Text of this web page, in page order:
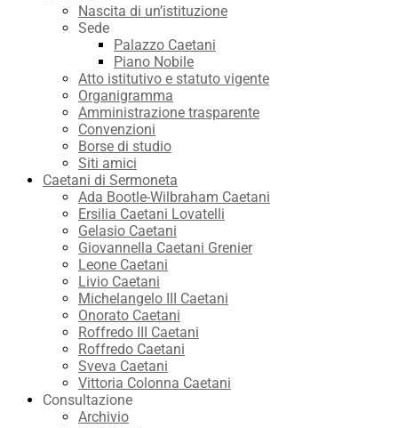
Nascita di un’istituzione
Sede
Palazzo Caetani
Piano Nobile
Atto istitutivo e statuto vigente
Organigramma
Amministrazione trasparente
Convenzioni
Borse di studio
Siti amici
Caetani di Sermoneta
Ada Bootle-Wilbraham Caetani
Ersilia Caetani Lovatelli
Gelasio Caetani
Giovannella Caetani Grenier
Leone Caetani
Livio Caetani
Michelangelo III Caetani
Onorato Caetani
Roffredo III Caetani
Roffredo Caetani
Sveva Caetani
Vittoria Colonna Caetani
Consultazione
Archivio